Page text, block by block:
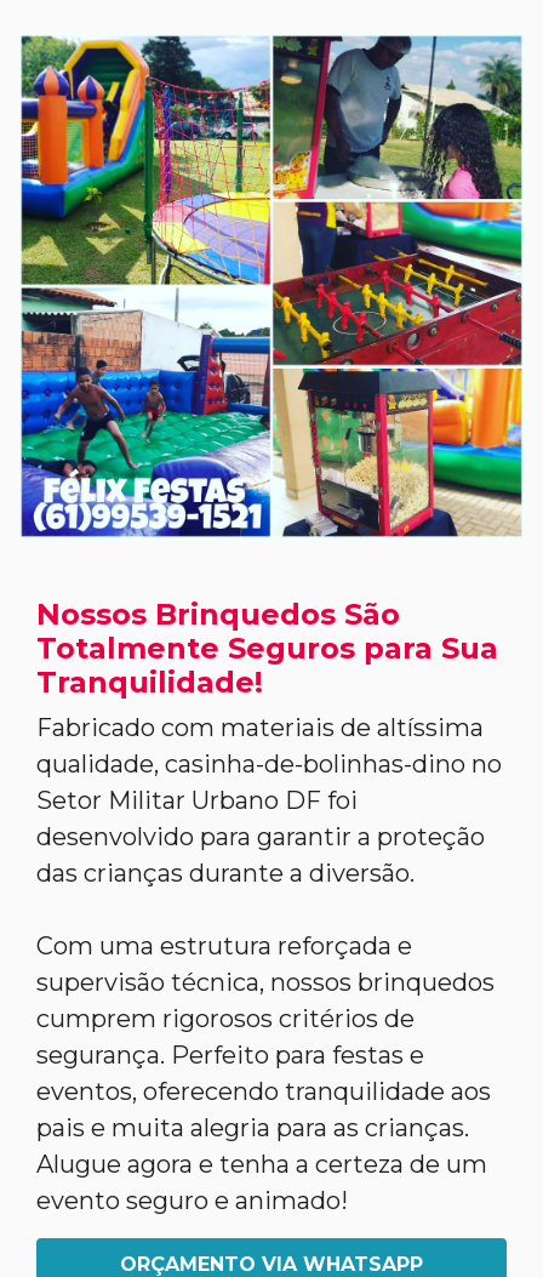
Nossos Brinquedos São
Totalmente Seguros para Sua
Tranquilidade!
Fabricado com materiais de altíssima
qualidade, casinha-de-bolinhas-dino no
Setor Militar Urbano DF foi
desenvolvido para garantir a proteção
das crianças durante a diversão.
Com uma estrutura reforçada e
supervisão técnica, nossos brinquedos
cumprem rigorosos critérios de
segurança. Perfeito para festas e
eventos, oferecendo tranquilidade aos
pais e muita alegria para as crianças.
Alugue agora e tenha a certeza de um
evento seguro e animado!
ORÇAMENTO VIA WHATSAPP